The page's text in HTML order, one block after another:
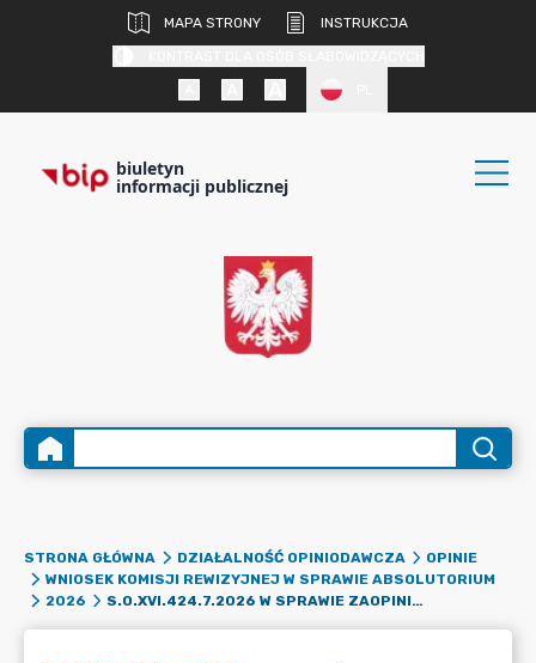
MAPA STRONY
INSTRUKCJA
biuletyn
informacji publicznej
STRONA GŁÓWNA DZIAŁALNOŚĆ OPINIODAWCZA
OPINIE
WNIOSEK KOMISJI REWIZYJNEJ W SPRAWIE ABSOLUTORIUM
2026
S.O.XVI.424.7.2026 W SPRAWIE ZAOPINIOWANIA WNIOSKU KOMISJI REWIZYJNEJ RADY GMINY ZAWOJA ODNOŚNIE ABSOLUTORIUM DLA WÓJTA GMINY ZAWOJA Z TYTUŁU WYKONANIA BUDŻETU ZA 2025 ROK